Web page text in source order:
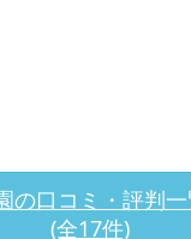
の口コミ・評判
(全17件)